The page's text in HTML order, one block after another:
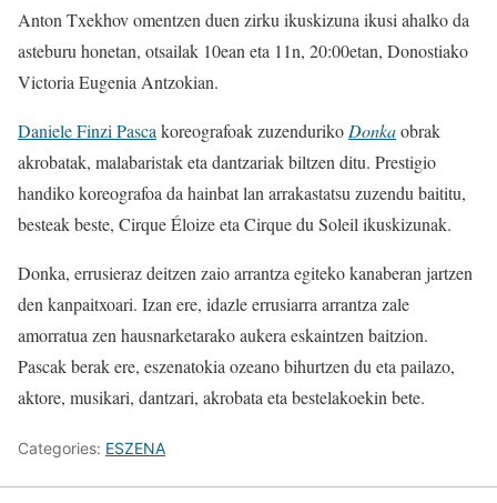
Anton Txekhov omentzen duen zirku ikuskizuna ikusi ahalko da
asteburu honetan, otsailak 10ean eta 11n, 20:00etan, Donostiako
Victoria Eugenia Antzokian.
Daniele Finzi Pasca koreografoak zuzenduriko Donkaobrak
akrobatak, malabaristak eta dantzariak biltzen ditu. Prestigio
handiko koreografoa da hainbat lan arrakastatsu zuzendu baititu,
besteak beste, Cirque Éloize eta Cirque du Soleil ikuskizunak.
Donka, errusieraz deitzen zaio arrantza egiteko kanaberan jartzen
den kanpaitxoari. Izan ere, idazle errusiarra arrantza zale
amorratua zen hausnarketarako aukera eskaintzen baitzion.
Pascak berak ere, eszenatokia ozeano bihurtzen du eta pailazo,
aktore, musikari, dantzari, akrobata eta bestelakoekin bete.
Categories: ESZENA